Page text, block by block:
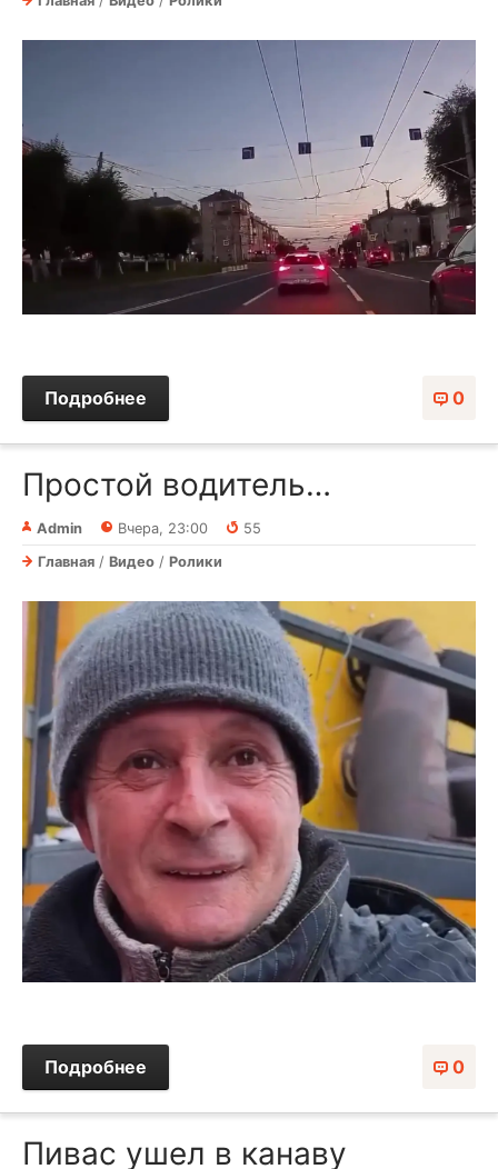
0
Подробнее
Простой водитель…
Admin Вчера, 23:00
55
Главная / Видео / Ролики
0
Подробнее
Пивас ушел в канаву⁠⁠